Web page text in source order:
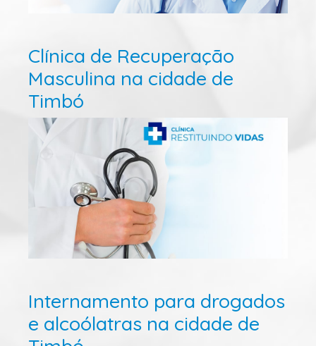
Clínica de Recuperação
Masculina na cidade de
Timbó
Internamento para drogados
e alcoólatras na cidade de